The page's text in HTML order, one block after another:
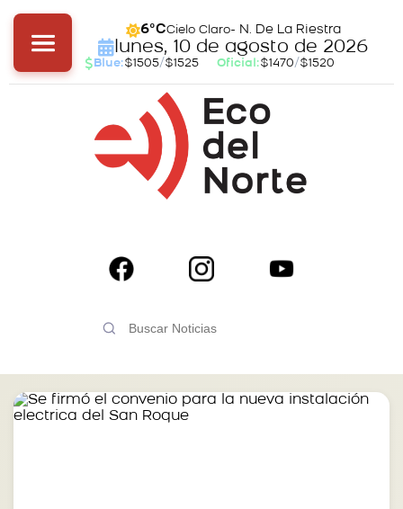
6°CCielo Claro- N. De La Riestra
lunes, 10 de agosto de 2026
Blue:$1505/$1525 Oficial:$1470/$1520